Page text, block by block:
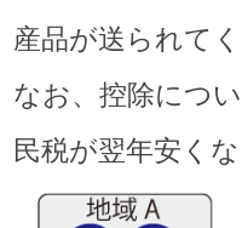
産品が送られてく
なお、控除につ
民税が翌年安く